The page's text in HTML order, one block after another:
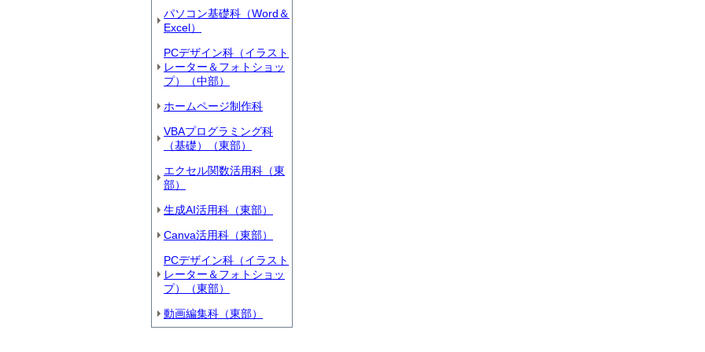
パソコン基礎科（Word＆
Excel）
PCデザイン科（イラスト
レーター＆フォトショッ
プ）（中部）
ホームページ制作科
VBAプログラミング科
（基礎）（東部）
エクセル関数活用科（東
部）
生成AI活用科（東部）
Canva活用科（東部）
PCデザイン科（イラスト
レーター＆フォトショッ
プ）（東部）
動画編集科（東部）